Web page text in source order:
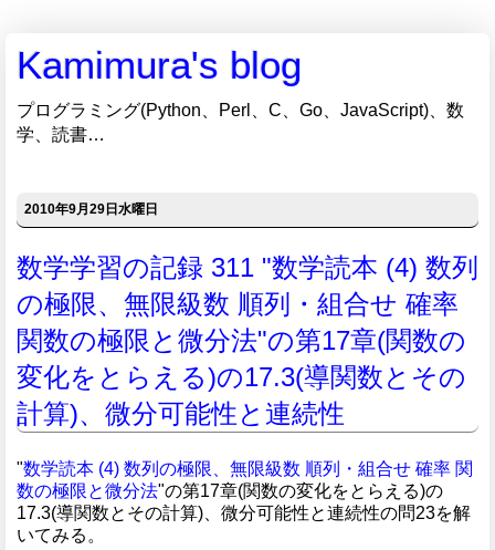
Kamimura's blog
プログラミング(Python、Perl、C、Go、JavaScript)、数
学、読書…
2010年9月29日水曜日
数学学習の記録 311 "数学読本 (4) 数列
の極限、無限級数 順列・組合せ 確率
関数の極限と微分法"の第17章(関数の
変化をとらえる)の17.3(導関数とその
計算)、微分可能性と連続性
"数学読本 (4) 数列の極限、無限級数 順列・組合せ 確率 関
数の極限と微分法"の第17章(関数の変化をとらえる)の
17.3(導関数とその計算)、微分可能性と連続性の問23を解
いてみる。